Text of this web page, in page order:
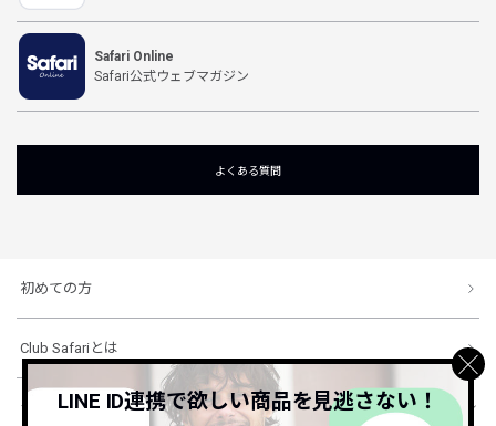
Safari Online
Safari公式ウェブマガジン
よくある質問
初めての方
Club Safariとは
ショッピングガイド
LINE ID連携で欲しい商品を見逃さない！